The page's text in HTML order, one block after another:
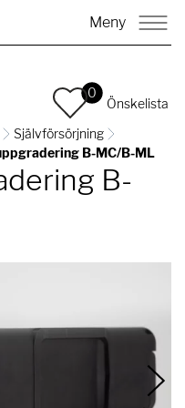
Meny
0
Önskelista
Självförsörjning
B-MC/B-ML
B-